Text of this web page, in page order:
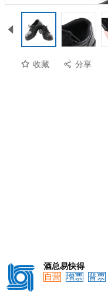
收藏 分享
酒总易快得
自营
增票 普票